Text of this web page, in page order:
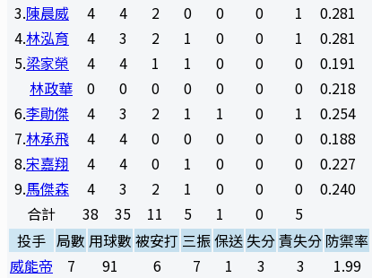
3.陳晨威 4 4 2 0 0 0 1
0.281
4.林泓育 4 3 2 1 0 0 1
0.281
5.梁家榮 4 4 1 1 0 0 0
0.191
林政華
0 0 0 0 0 0 0
0.218
6.李勛傑 4 3 2 1 1 0 1
0.254
7.林承飛 4 4 0 0 0 0 0
0.188
8.宋嘉翔 4 4 0 1 0 0 0
0.227
9.馬傑森 4 3 2 1 0 0 0
0.240
合計
38 35 11 5 1 0
5
投手 局數 用球數 被安打 三振保送失分責失分 防禦率
威能帝
7 91 6 7 1 3 3
1.99